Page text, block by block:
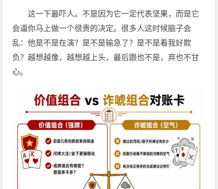
这一下最吓人。不是因为它一定代表坚果，而是它
会逼你马上做一个很贵的决定。很多人这时候脑子会
乱：他是不是在演？是不是输急了？是不是看我好欺
负？越想越像，越想越上头，最后跟也不是，弃也不甘
心。